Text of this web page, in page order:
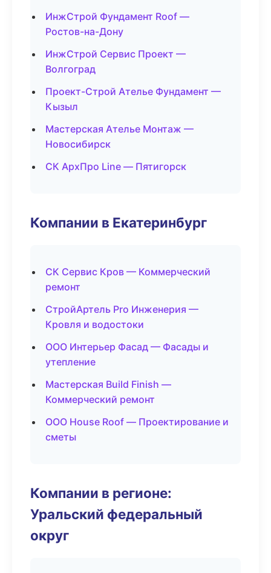
ИнжСтрой Фундамент Roof —
Ростов-на-Дону
ИнжСтрой Сервис Проект —
Волгоград
Проект-Строй Ателье Фундамент —
Кызыл
Мастерская Ателье Монтаж —
Новосибирск
СК АрхПро Line — Пятигорск
Компании в Екатеринбург
СК Сервис Кров — Коммерческий
ремонт
СтройАртель Pro Инженерия —
Кровля и водостоки
ООО Интерьер Фасад — Фасады и
утепление
Мастерская Build Finish —
Коммерческий ремонт
ООО House Roof — Проектирование и
сметы
Компании в регионе:
Уральский федеральный
округ